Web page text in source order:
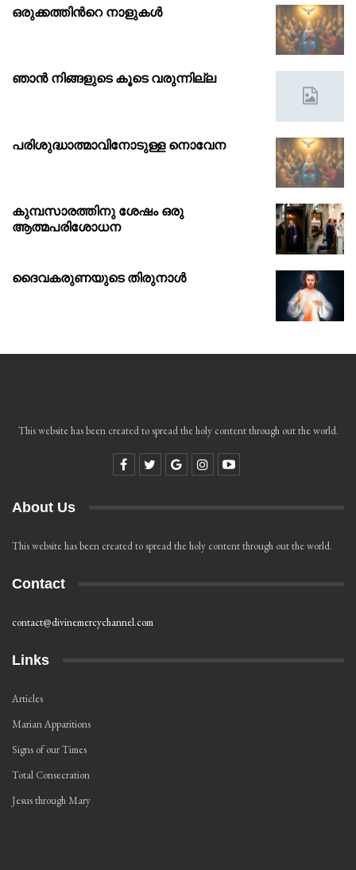
ഒരുക്കത്തിൻറെ നാളുകൾ
ഞാൻ നിങ്ങളുടെ കൂടെ വരുന്നില്ല
പരിശുദ്ധാത്മാവിനോടുള്ള നൊവേന
കുമ്പസാരത്തിനു ശേഷം ഒരു
ആത്മപരിശോധന
ദൈവകരുണയുടെ തിരുനാൾ
This website has been created to spread the holy content through out the world.
About Us
This website has been created to spread the holy content through out the world.
Contact
contact@divinemercychannel.com
Links
Articles
Marian Apparitions
Signs of our Times
Total Consecration
Jesus through Mary